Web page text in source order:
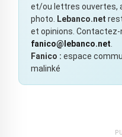
et/ou lettres ouvertes,
photo. Lebanco.net
et opinions.
fanico@lebanco.net.
Fanico : espace
malinké